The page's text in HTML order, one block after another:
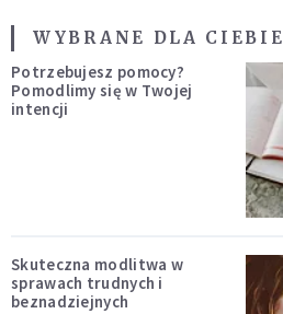
WYBRANE DLA CIEBIE
Potrzebujesz pomocy?
Pomodlimy się w Twojej
intencji
Skuteczna modlitwa w
sprawach trudnych i
beznadziejnych